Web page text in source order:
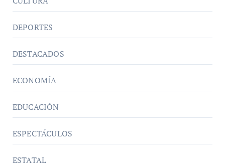
DEPORTES
DESTACADOS
ECONOMÍA
EDUCACIÓN
ESPECTÁCULOS
ESTATAL